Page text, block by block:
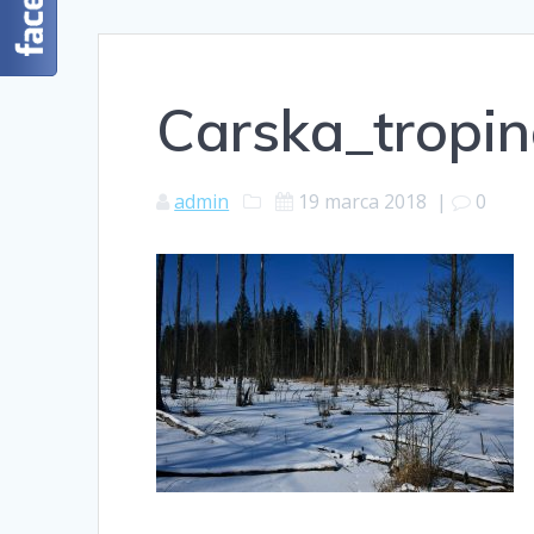
admin 19 marca 2018 | 0